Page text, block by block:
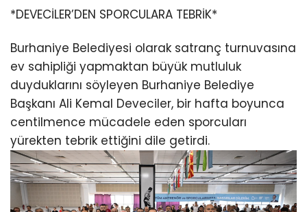
*DEVECİLER’DEN SPORCULARA TEBRİK*
Burhaniye Belediyesi olarak satranç turnuvasına
ev sahipliği yapmaktan büyük mutluluk
duyduklarını söyleyen Burhaniye Belediye
Başkanı Ali Kemal Deveciler, bir hafta boyunca
centilmence mücadele eden sporcuları
yürekten tebrik ettiğini dile getirdi.